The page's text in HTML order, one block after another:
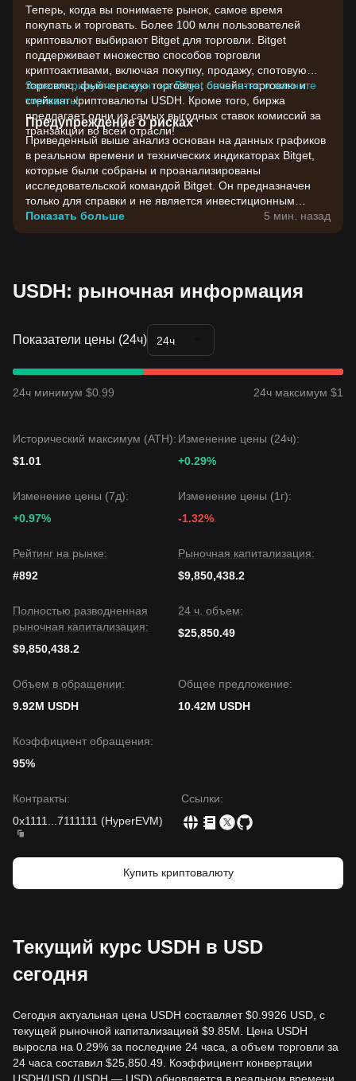
Теперь, когда вы понимаете рынок, самое время
покупать и торговать. Более 100 млн пользователей
криптовалют выбирают Bitget для торговли. Bitget
поддерживает множество способов торговли
криптоактивами, включая покупку, продажу, спотовую
торговлю, фьючерсную торговлю, ончейн-торговлю и
стейкинг криптовалюты USDH. Кроме того, биржа
предлагает одни из самых выгодных ставок комиссий за
транзакции во всей отрасли!
Зарегистрируйте аккаунт на Bitget бесплатно и начните
торговать!
Предупреждение о рисках
Приведенный выше анализ основан на данных графиков
в реальном времени и технических индикаторах Bitget,
которые были собраны и проанализированы
исследовательской командой Bitget. Он предназначен
только для справки и не является инвестиционным
советом. Цены на криптовалюты отличаются высокой
волатильностью. Принимайте инвестиционные решения
Показать больше 5 мин. назад
USDH: рыночная информация
Показатели цены (24ч) 24ч
24ч минимум $0.99 24ч максимум $1
Исторический максимум (ATH):
$1.01
Изменение цены (24ч):
+0.29%
Изменение цены (7д):
+0.97%
Изменение цены (1г):
-1.32%
Рейтинг на рынке:
#892
Рыночная капитализация:
$9,850,438.2
Полностью разводненная
рыночная капитализация:
$9,850,438.2
24 ч. объем:
$25,850.49
Объем в обращении:
9.92M USDH
Общее предложение:
10.42M USDH
Коэффициент обращения:
95%
Контракты:
0x1111
7111111 (HyperEVM)
Ссылки:
Купить криптовалюту
Текущий курс USDH в USD
сегодня
Сегодня актуальная цена USDH составляет $0.9926 USD, с
текущей рыночной капитализацией $9.85M. Цена USDH
выросла на 0.29% за последние 24 часа, а объем торговли за
24 часа составил $25,850.49. Коэффициент конвертации